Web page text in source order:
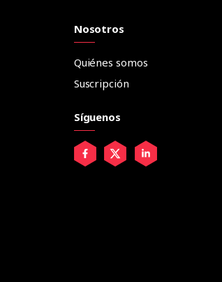
Nosotros
Quiénes somos
Suscripción
Síguenos